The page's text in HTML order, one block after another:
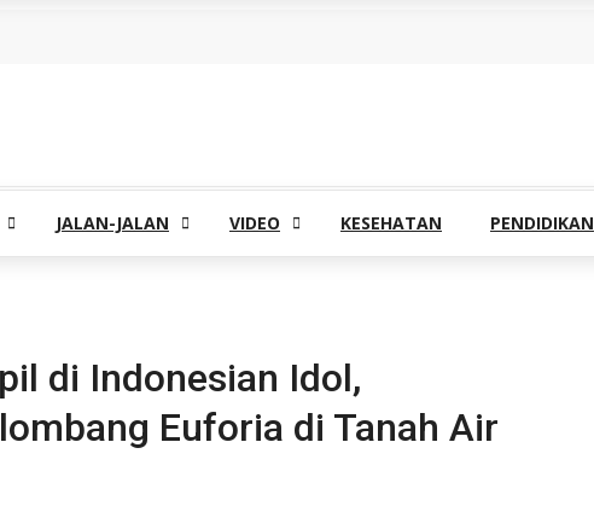
JALAN-JALAN VIDEO KESEHATAN PENDIDIKAN
di Indonesian Idol,
Euforia di Tanah Air